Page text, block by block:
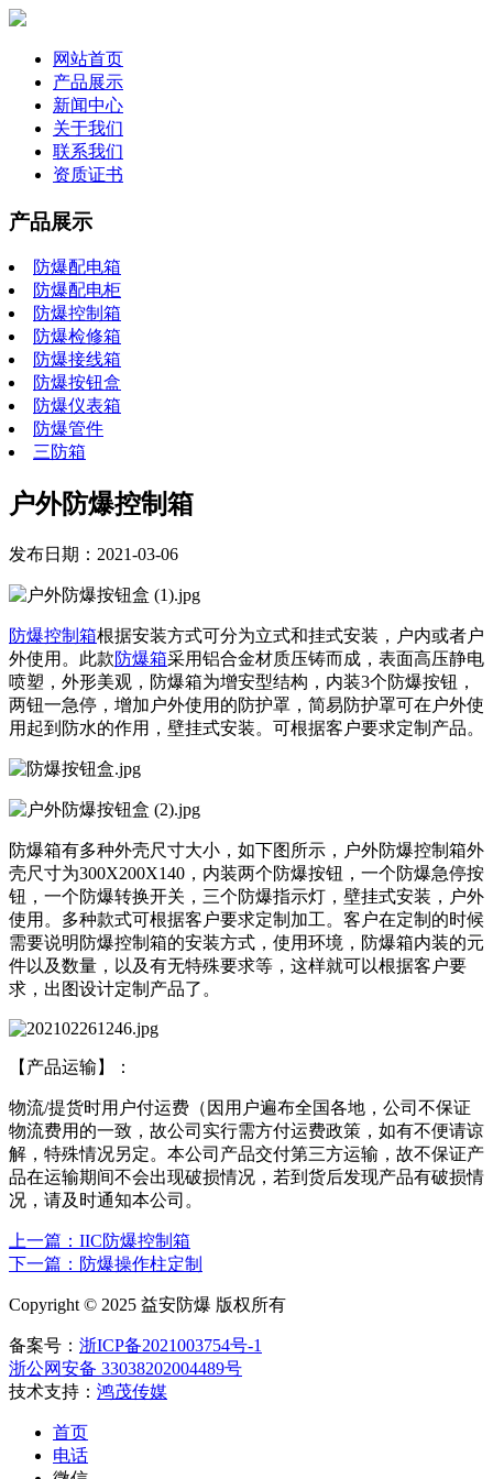
网站首页
产品展示
新闻中心
关于我们
联系我们
资质证书
产品展示
防爆配电箱
防爆配电柜
防爆控制箱
防爆检修箱
防爆接线箱
防爆按钮盒
防爆仪表箱
防爆管件
三防箱
户外防爆控制箱
发布日期：2021-03-06
防爆控制箱根据安装方式可分为立式和挂式安装，户内或者户
外使用。此款防爆箱采用铝合金材质压铸而成，表面高压静电
喷塑，外形美观，防爆箱为增安型结构，内装3个防爆按钮，
两钮一急停，增加户外使用的防护罩，简易防护罩可在户外使
用起到防水的作用，壁挂式安装。可根据客户要求定制产品。
防爆箱有多种外壳尺寸大小，如下图所示，户外防爆控制箱外
壳尺寸为300X200X140，内装两个防爆按钮，一个防爆急停按
钮，一个防爆转换开关，三个防爆指示灯，壁挂式安装，户外
使用。多种款式可根据客户要求定制加工。客户在定制的时候
需要说明防爆控制箱的安装方式，使用环境，防爆箱内装的元
件以及数量，以及有无特殊要求等，这样就可以根据客户要
求，出图设计定制产品了。
【产品运输】：
物流/提货时用户付运费（因用户遍布全国各地，公司不保证
物流费用的一致，故公司实行需方付运费政策，如有不便请谅
解，特殊情况另定。本公司产品交付第三方运输，故不保证产
品在运输期间不会出现破损情况，若到货后发现产品有破损情
况，请及时通知本公司。
上一篇：IIC防爆控制箱
下一篇：防爆操作柱定制
Copyright © 2025 益安防爆 版权所有
备案号： 浙ICP备2021003754号-1
浙公网安备 33038202004489号
技术支持： 鸿茂传媒
首页
电话